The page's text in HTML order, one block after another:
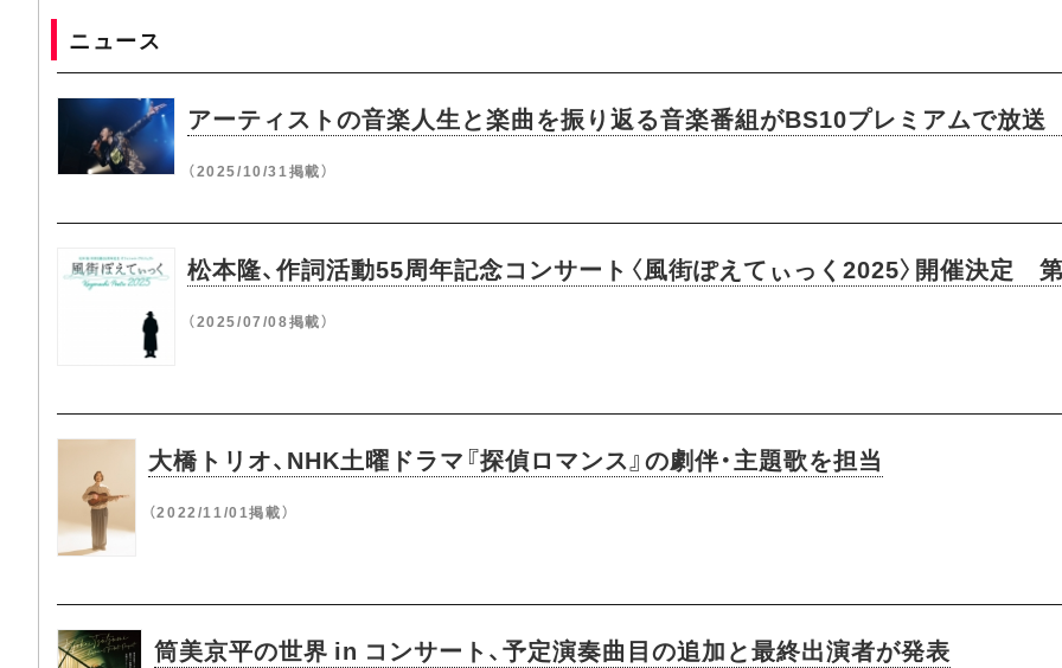
ニュース
アーティストの音楽人生と楽曲を振り返る音楽番組がBS10プレミアムで放
（2025/10/31掲載）
松本隆、作詞活動55周年記念コンサート〈風街ぽえてぃっく2025〉開催決定
（2025/07/08掲載）
大橋トリオ、NHK土曜ドラマ『探偵ロマンス』の劇伴・主題歌を担当
（2022/11/01掲載）
筒美京平の世界 in コンサート、予定演奏曲目の追加と最終出演者が発表